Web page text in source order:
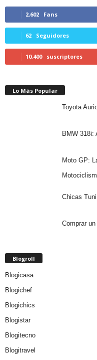
2,602 Fans
62 Seguidores
10,400 suscriptores
Lo Más Popular
Toyota
BMW 318i:
Moto GP:
Chicas
Comprar
Blogroll
Blogicasa
Blogichef
Blogichics
Blogistar
Blogitecno
Blogitravel